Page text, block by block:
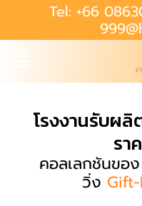
Tel: +66
โรงงานรับผ
รา
คอลเลกชันขอ
วิ่ง